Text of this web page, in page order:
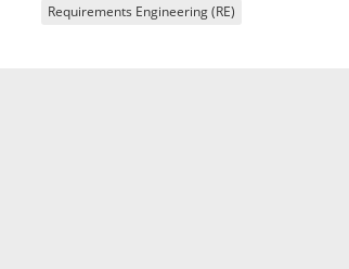
Requirements Engineering (RE)